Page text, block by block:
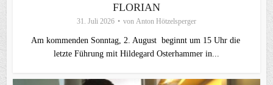
FLORIAN
31. Juli 2026 von Anton Hötzelsperger
Am kommenden Sonntag, 2. August beginnt um 15 Uhr die
letzte Führung mit Hildegard Osterhammer in...